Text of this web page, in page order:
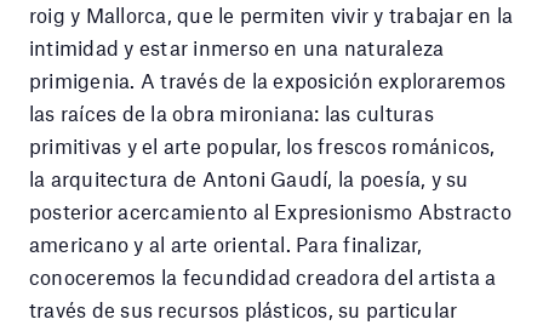
roig y Mallorca, que le permiten vivir y trabajar en la
intimidad y estar inmerso en una naturaleza
primigenia. A través de la exposición exploraremos
las raíces de la obra mironiana: las culturas
primitivas y el arte popular, los frescos románicos,
la arquitectura de Antoni Gaudí, la poesía, y su
posterior acercamiento al Expresionismo Abstracto
americano y al arte oriental. Para finalizar,
conoceremos la fecundidad creadora del artista a
través de sus recursos plásticos, su particular